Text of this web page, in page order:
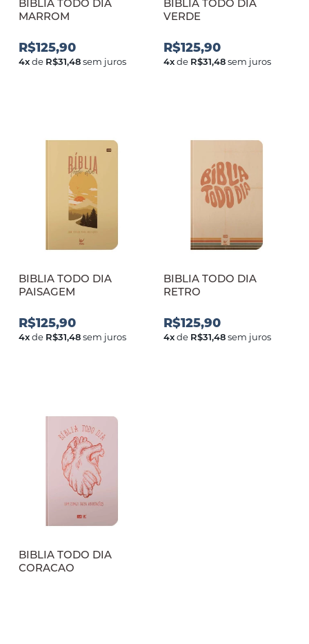
BIBLIA TODO DIA
MARROM
R$125,90
4xde R$31,48sem juros
BIBLIA TODO DIA
VERDE
R$125,90
4xde R$31,48sem juros
BIBLIA TODO DIA
PAISAGEM
R$125,90
4xde R$31,48sem juros
BIBLIA TODO DIA
RETRO
R$125,90
4xde R$31,48sem juros
BIBLIA TODO DIA
CORACAO